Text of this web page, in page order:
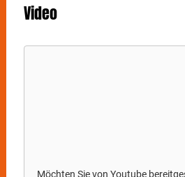
LYDMOR ist Jenny Rossander,
Texterin und selbsternannter
persönliche Reise, zwischen
Video
Möchten Sie von Youtube